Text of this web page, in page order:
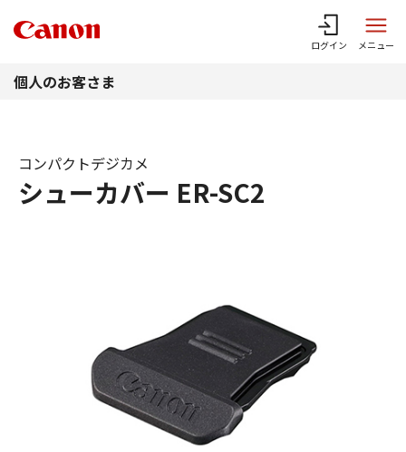
ログイン メニュー
個人のお客さま
シューカバー ER-SC2
コンパクトデジカメ